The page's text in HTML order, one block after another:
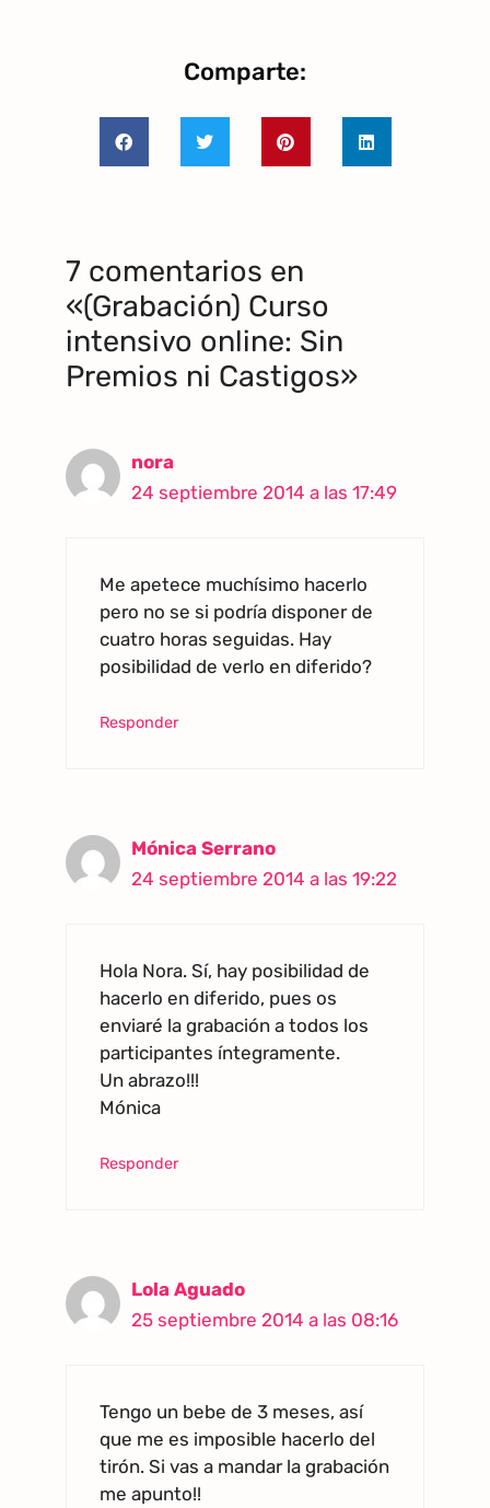
Comparte:
7 comentarios en
«(Grabación) Curso
intensivo online: Sin
Premios ni Castigos»
nora
24 septiembre 2014 a las 17:49
Me apetece muchísimo hacerlo
pero no se si podría disponer de
cuatro horas seguidas. Hay
posibilidad de verlo en diferido?
Responder
Mónica Serrano
24 septiembre 2014 a las 19:22
Hola Nora. Sí, hay posibilidad de
hacerlo en diferido, pues os
enviaré la grabación a todos los
participantes íntegramente.
Un abrazo!!!
Mónica
Responder
Lola Aguado
25 septiembre 2014 a las 08:16
Tengo un bebe de 3 meses, así
que me es imposible hacerlo del
tirón. Si vas a mandar la grabación
me apunto!!